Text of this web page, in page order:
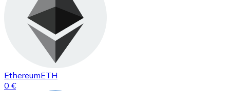
EthereumETH
0 €